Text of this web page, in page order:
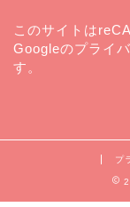
このサイトは
Googleのプライ
す。
プ